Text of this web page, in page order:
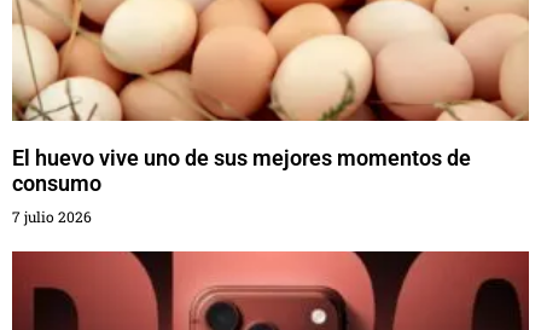
El huevo vive uno de sus mejores momentos de
consumo
7 julio 2026